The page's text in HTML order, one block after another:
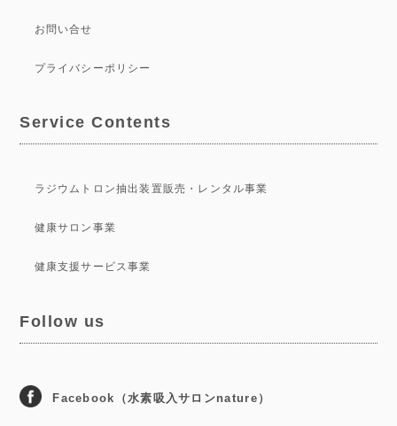
お問い合せ
プライバシーポリシー
Service Contents
ラジウムトロン抽出装置販売・レンタル事業
健康サロン事業
健康支援サービス事業
Follow us
Facebook（水素吸入サロンnature）